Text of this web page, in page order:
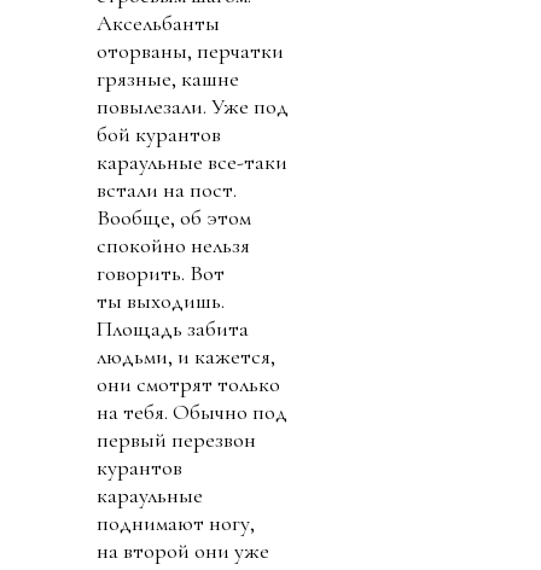
Аксельбанты
оторваны, перчатки
грязные, кашне
повылезали. Уже под
бой курантов
караульные все-таки
встали на пост.
Вообще, об этом
спокойно нельзя
говорить. Вот
ты выходишь.
Площадь забита
людьми, и кажется,
они смотрят только
на тебя. Обычно под
первый перезвон
курантов
караульные
поднимают ногу,
на второй они уже